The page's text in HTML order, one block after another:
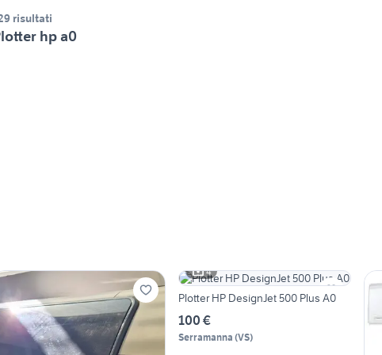
risultati
hp a0
4
Plotter HP DesignJet 500 Plus A0
100 €
Serramanna (VS)